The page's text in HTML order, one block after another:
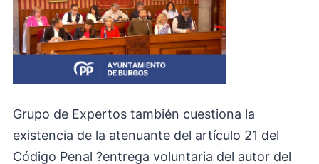
Grupo de Expertos también cuestiona la
existencia de la atenuante del artículo 21 del
Código Penal ?entrega voluntaria del autor del